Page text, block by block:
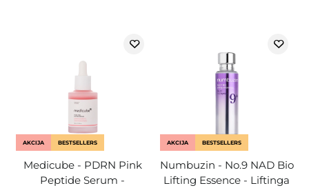
AKCIJA BESTSELLERS
Medicube - PDRN Pink
Peptide Serum -
AKCIJA BESTSELLERS
Numbuzin - No.9 NAD Bio
Lifting Essence - Liftinga